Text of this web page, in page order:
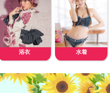
浴衣 水着